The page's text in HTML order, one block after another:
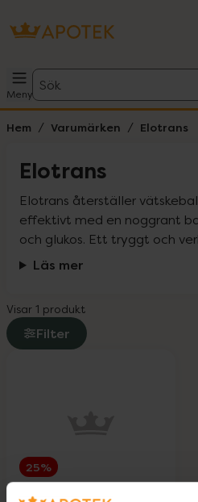
Meny
Sök
Hem Varumärken Elotrans
Elotrans
Elotrans återställer
effektivt med en noggrant
och glukos. Ett tryggt och
Läs mer
Visar 1 produkt
Filter
25%
Elotrans reload